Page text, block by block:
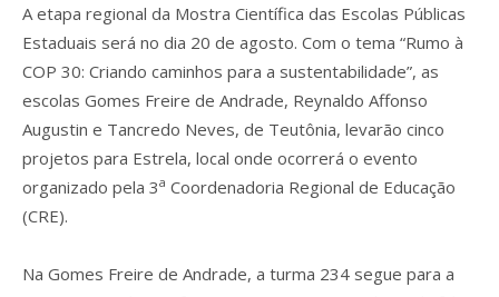
A etapa regional da Mostra Científica das Escolas Públicas
Estaduais será no dia 20 de agosto. Com o tema “Rumo à
COP 30: Criando caminhos para a sustentabilidade”, as
escolas Gomes Freire de Andrade, Reynaldo Affonso
Augustin e Tancredo Neves, de Teutônia, levarão cinco
projetos para Estrela, local onde ocorrerá o evento
organizado pela 3a Coordenadoria Regional de Educação
(CRE).
Na Gomes Freire de Andrade, a turma 234 segue para a